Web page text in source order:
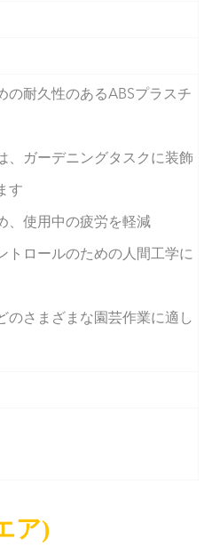
の耐久性のあるABSプラスチ
、ガーデニングタスクに装飾
す
、使用中の疲労を軽減
トロールのための人間工学に
のさまざまな園芸作業に適し
ア)